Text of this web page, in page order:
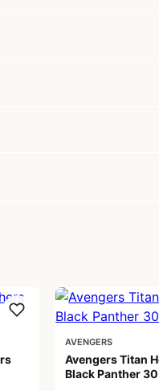
AVENGERS
Avengers Titan
Black Panther